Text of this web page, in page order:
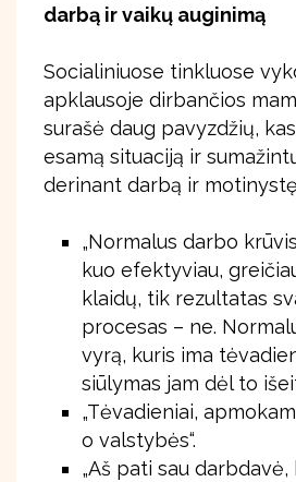
darbą ir vaikų auginimą
Socialiniuose tinkluose
apklausoje dirbančios
surašė daug pavyzdžių,
esamą situaciją ir
derinant darbą ir
„Normalus darbo
kuo efektyviau,
klaidų, tik rezultatas
procesas – ne.
vyrą, kuris ima
siūlymas jam dėl to
„Tėvadieniai,
o valstybės“.
„Aš pati sau